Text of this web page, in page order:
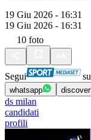
19 Giu 2026 - 16:31
19 Giu 2026 - 16:31
10 foto
Segui su
whatsapp discover
ds milan
candidati
profili